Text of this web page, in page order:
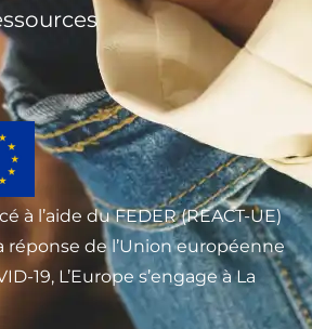
à l’aide du FEDER (REACT-UE)
réponse de l’Union européenne
19, L’Europe s’engage à La